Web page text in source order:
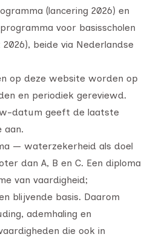
(lancering 2026) en
voor basisscholen
beide via Nederlandse
op deze website worden op
en periodiek gereviewd.
datum geeft de laatste
aan.
— waterzekerheid als doel
dan A, B en C. Een diploma
van vaardigheid;
blijvende basis. Daarom
ademhaling en
die ook in